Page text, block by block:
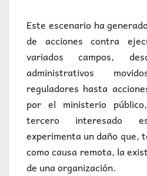
Este escenario ha
de acciones contra
variados campos,
administrativos
reguladores hasta
por el ministerio
tercero interesado
experimenta un daño que,
como causa remota, la
de una organización.